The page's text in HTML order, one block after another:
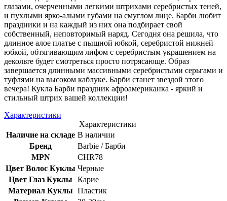
глазами, очерченными легкими штрихами серебристых теней,
и пухлыми ярко-алыми губами на смуглом лице. Барби любит
праздники и на каждый из них она подбирает свой
собственный, неповторимый наряд. Сегодня она решила, что
длинное алое платье с пышной юбкой, серебристой нижней
юбкой, обтягивающим лифом с серебристым украшением на
декольте будет смотреться просто потрясающе. Образ
завершается длинными массивными серебристыми серьгами и
туфлями на высоком каблуке. Барби станет звездой этого
вечера! Кукла Барби праздник афроамериканка - яркий и
стильный штрих вашей коллекции!
Характеристики
Характеристики
Наличие на складе В наличии
Бренд
Barbie / Барби
MPN
CHR78
Цвет Волос Куклы Черные
Цвет Глаз Куклы
Карие
Материал Куклы Пластик